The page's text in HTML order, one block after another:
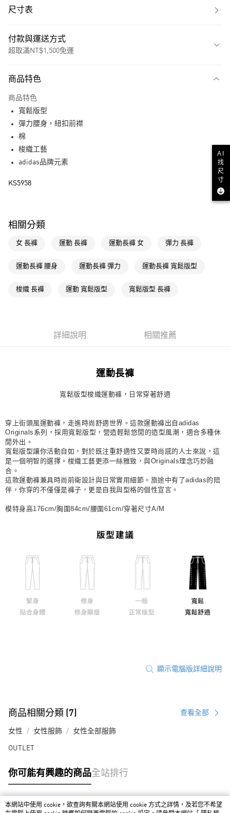
尺寸表
付款與運送方式
超取滿NT$1,500免運
LINE Pay
全家取貨付款
付款後全家取貨
每筆NT$80，滿NT$1,500(含以上)免運費
付款後萊爾富取貨
每筆NT$80，滿NT$1,500(含以上)免運費
每筆NT$80，滿NT$1,500(含以上)免運費
每筆NT$80，滿NT$1,500(含以上)免運費
商品特色
商品特色
寬鬆版型
彈力腰身，紐扣前襟
棉
梭織工藝
adidas品牌元素
KS5958
相關分類
女 長褲 運動 長褲 運動長褲 女 彈力 長褲
運動長褲 腰身 運動長褲 彈力 運動長褲 寬鬆版型
梭織 長褲 運動 寬鬆版型 寬鬆版型 長褲
詳細說明 相關推薦
運動長褲
寬鬆版型梭織運動褲，日常穿著舒適
穿上街頭風運動褲，走進時尚舒適世界。這款運動褲出自adidas
Originals系列，採用寬鬆版型，營造輕鬆悠閒的造型風潮，適合多種休
閒外出。
寬鬆版型讓你活動自如，對於既注重舒適性又要時尚感的人士來說，這
是一個明智的選擇。梭織工藝更添一絲雅致，與Originals理念巧妙融
合。
這款運動褲兼具時尚前衛設計與日常實用細節。旅途中有了adidas的陪
伴，你穿的不僅僅是褲子，更是自我與型格的個性宣言。
模特身高176cm/胸圍84cm/腰圍61cm/穿著尺寸A/M
顯示電腦版詳細說明
商品相關分類 (7) 查看全部
女性 女性服飾 女性全部服飾
OUTLET
你可能有興趣的商品全站排行
本網站中使用 cookie，欲查詢有關本網站使用 cookie 方式之詳情，及若您不希望
AI
找
尺
寸